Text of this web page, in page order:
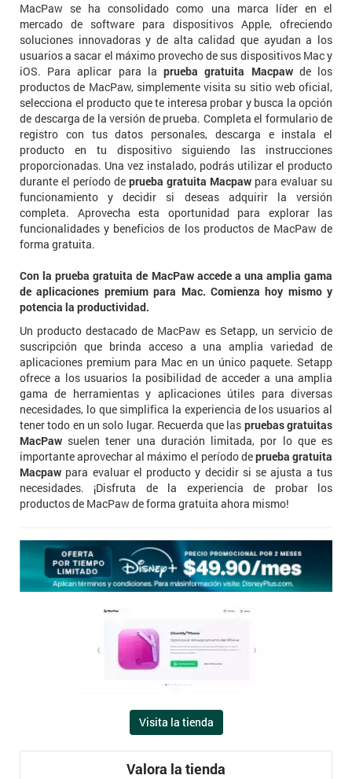
MacPaw se ha consolidado como una marca líder en el
mercado de software para dispositivos Apple, ofreciendo
soluciones innovadoras y de alta calidad que ayudan a los
usuarios a sacar el máximo provecho de sus dispositivos Mac y
iOS. Para aplicar para laprueba gratuita Macpawde los
productos de MacPaw, simplemente visita su sitio web oficial,
selecciona el producto que te interesa probar y busca la opción
de descarga de la versión de prueba. Completa el formulario de
registro con tus datos personales, descarga e instala el
producto en tu dispositivo siguiendo las instrucciones
proporcionadas. Una vez instalado, podrás utilizar el producto
durante el período de prueba gratuita Macpaw para evaluar su
funcionamiento y decidir si deseas adquirir la versión
completa. Aprovecha esta oportunidad para explorar las
funcionalidades y beneficios de los productos de MacPaw de
forma gratuita.
Con la prueba gratuita de MacPaw accede a una amplia gama
de aplicaciones premium para Mac. Comienza hoy mismo y
potencia la productividad.
Un producto destacado de MacPaw es Setapp, un servicio de
suscripción que brinda acceso a una amplia variedad de
aplicaciones premium para Mac en un único paquete. Setapp
ofrece a los usuarios la posibilidad de acceder a una amplia
gama de herramientas y aplicaciones útiles para diversas
necesidades, lo que simplifica la experiencia de los usuarios al
tener todo en un solo lugar. Recuerda que las pruebas gratuitas
MacPaw suelen tener una duración limitada, por lo que es
importante aprovechar al máximo el período deprueba gratuita
Macpaw para evaluar el producto y decidir si se ajusta a tus
necesidades. ¡Disfruta de la experiencia de probar los
productos de MacPaw de forma gratuita ahora mismo!
Visita la tienda
Valora la tienda